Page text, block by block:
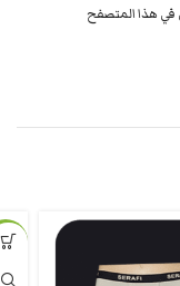
في هذا المتصفح